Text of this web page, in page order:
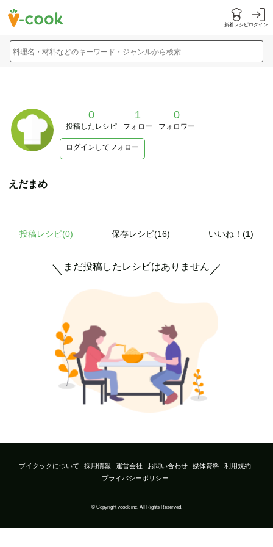
新着レシピログイン
料理名・材料などのキーワード・ジャンルから検索
0
投稿したレシピ
1
フォロー
0
フォロワー
ログインしてフォロー
えだまめ
投稿レシピ(0) 保存レシピ(16) いいね！(1)
＼ まだ投稿したレシピはありません ／
ブイクックについて 採用情報 運営会社 お問い合わせ 媒体資料
利用規約
プライバシーポリシー
© Copyright vcook inc. All Rights Reserved.